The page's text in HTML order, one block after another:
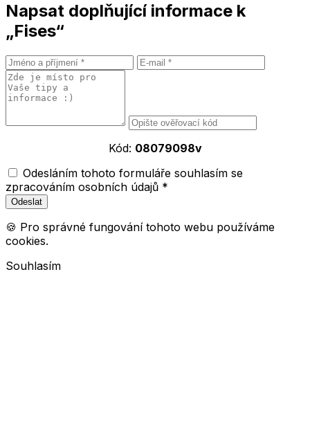
Napsat doplňující informace k
„Fises“
Kód: 08079098v
Odesláním tohoto formuláře souhlasím se
zpracováním osobních údajů *
🍪 Pro správné fungování tohoto webu používáme
cookies.
Souhlasím